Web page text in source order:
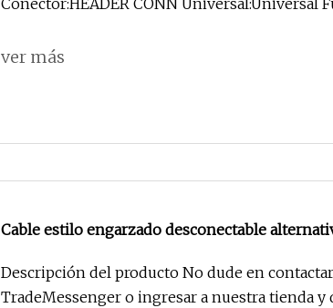
Conector:HEADER CONN Universal:Universal
ver más
Cable estilo engarzado desconectable
contacto
Descripción del producto No dude en
TradeMessenger o ingresar a nuestra tienda y